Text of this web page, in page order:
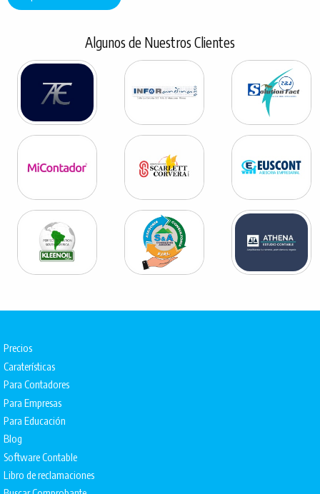
Algunos de Nuestros Clientes
Precios
Caraterísticas
Para Contadores
Para Empresas
Para Educación
Blog
Software Contable
Libro de reclamaciones